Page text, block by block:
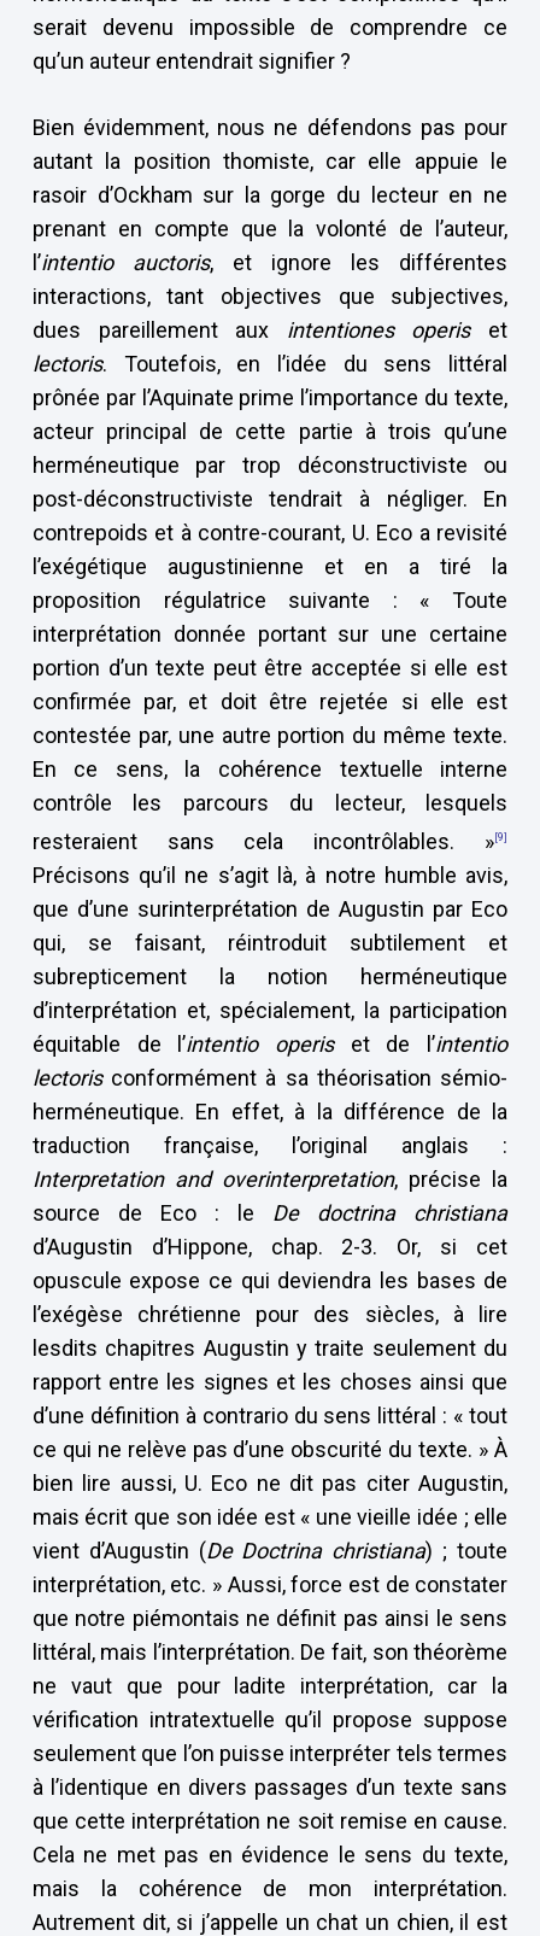
serait devenu impossible de comprendre ce
qu’un auteur entendrait signifier ?
Bien évidemment, nous ne défendons pas pour
autant la position thomiste, car elle appuie le
rasoir d’Ockham sur la gorge du lecteur en ne
prenant en compte que la volonté de l’auteur,
l’intentio auctoris, et ignore les différentes
interactions, tant objectives que subjectives,
dues pareillement aux intentiones operiset
lectoris. Toutefois, en l’idée du sens littéral
prônée par l’Aquinate prime l’importance du texte,
acteur principal de cette partie à trois qu’une
herméneutique par trop déconstructiviste ou
post-déconstructiviste tendrait à négliger. En
contrepoids et à contre-courant, U. Eco a revisité
l’exégétique augustinienne et en a tiré la
proposition régulatrice suivante : « Toute
interprétation donnée portant sur une certaine
portion d’un texte peut être acceptée si elle est
confirmée par, et doit être rejetée si elle est
contestée par, une autre portion du même texte.
En ce sens, la cohérence textuelle interne
contrôle les parcours du lecteur, lesquels
resteraient sans cela incontrôlables. » [9]
Précisons qu’il ne s’agit là, à notre humble avis,
que d’une surinterprétation de Augustin par Eco
qui, se faisant, réintroduit subtilement et
subrepticement la notion herméneutique
d’interprétation et, spécialement, la participation
équitable de l’intentio operiset de l’intentio
lectorisconformément à sa théorisation sémio-
herméneutique. En effet, à la différence de la
traduction française, l’original anglais :
Interpretation and overinterpretation, précise la
source de Eco : le De doctrina christiana
d’Augustin d’Hippone, chap. 2-3. Or, si cet
opuscule expose ce qui deviendra les bases de
l’exégèse chrétienne pour des siècles, à lire
lesdits chapitres Augustin y traite seulement du
rapport entre les signes et les choses ainsi que
d’une définition à contrario du sens littéral : « tout
ce qui ne relève pas d’une obscurité du texte. » À
bien lire aussi, U. Eco ne dit pas citer Augustin,
mais écrit que son idée est « une vieille idée ; elle
vient d’Augustin (De Doctrina christiana) ; toute
interprétation, etc. » Aussi, force est de constater
que notre piémontais ne définit pas ainsi le sens
littéral, mais l’interprétation. De fait, son théorème
ne vaut que pour ladite interprétation, car la
vérification intratextuelle qu’il propose suppose
seulement que l’on puisse interpréter tels termes
à l’identique en divers passages d’un texte sans
que cette interprétation ne soit remise en cause.
Cela ne met pas en évidence le sens du texte,
mais la cohérence de mon interprétation.
Autrement dit, si j’appelle un chat un chien, il est